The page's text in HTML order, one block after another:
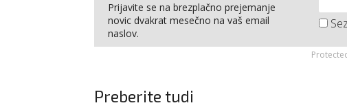
Prijavite se na brezplačno prejemanje
novic dvakrat mesečno na vaš email
naslov.
Preberite tudi